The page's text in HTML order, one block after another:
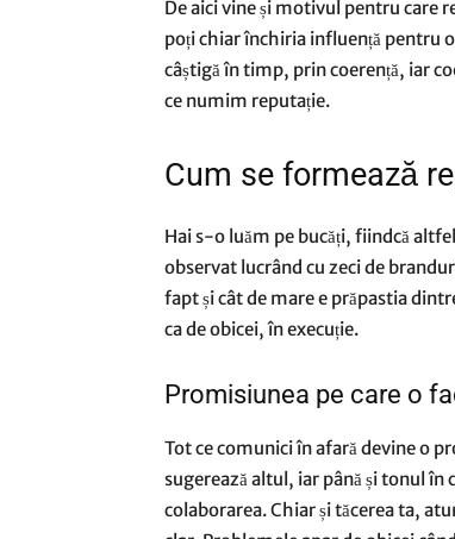
De aici vine și motivul pentru care
poți chiar închiria influență pentru
câștigă în timp, prin coerență, iar
ce numim reputație.
Cum se formează
Hai s-o luăm pe bucăți, fiindcă
observat lucrând cu zeci de
fapt și cât de mare e prăpastia
ca de obicei, în execuție.
Promisiunea pe care o
Tot ce comunici în afară devine o
sugerează altul, iar până și tonul în
colaborarea. Chiar și tăcerea ta,